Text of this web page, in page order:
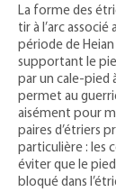
La forme des
tir à l’arc associé
période de Heian
supportant le
par un cale-pied
permet au
aisément pour
paires d’étriers
particulière : les
éviter que le
bloqué dans